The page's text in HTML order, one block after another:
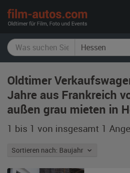
Oldtimer
Jahre aus Frankreich
außen grau mieten in
1 bis 1 von insgesamt 1
Sortieren nach: Baujahr